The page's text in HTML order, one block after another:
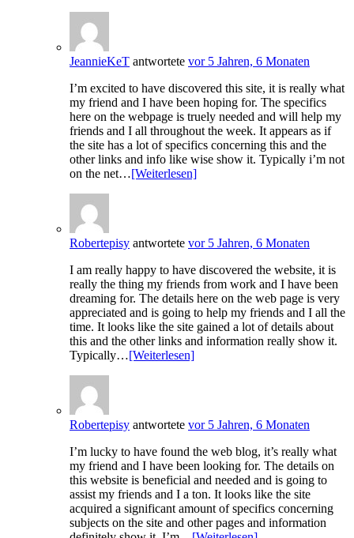
JeannieKeT antwortete vor 5 Jahren, 6 Monaten
I’m excited to have discovered this site, it is really what
my friend and I have been hoping for. The specifics
here on the webpage is truely needed and will help my
friends and I all throughout the week. It appears as if
the site has a lot of specifics concerning this and the
other links and info like wise show it. Typically i’m not
on the net…[Weiterlesen]
Robertepisy antwortete vor 5 Jahren, 6 Monaten
I am really happy to have discovered the website, it is
really the thing my friends from work and I have been
dreaming for. The details here on the web page is very
appreciated and is going to help my friends and I all the
time. It looks like the site gained a lot of details about
this and the other links and information really show it.
Typically…[Weiterlesen]
Robertepisy antwortete vor 5 Jahren, 6 Monaten
I’m lucky to have found the web blog, it’s really what
my friend and I have been looking for. The details on
this website is beneficial and needed and is going to
assist my friends and I a ton. It looks like the site
acquired a significant amount of specifics concerning
subjects on the site and other pages and information